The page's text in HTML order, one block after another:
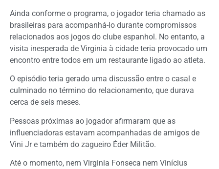
Ainda conforme o programa, o jogador teria chamado as
brasileiras para acompanhá-lo durante compromissos
relacionados aos jogos do clube espanhol. No entanto, a
visita inesperada de Virginia à cidade teria provocado um
encontro entre todos em um restaurante ligado ao atleta.
O episódio teria gerado uma discussão entre o casal e
culminado no término do relacionamento, que durava
cerca de seis meses.
Pessoas próximas ao jogador afirmaram que as
influenciadoras estavam acompanhadas de amigos de
Vini Jr e também do zagueiro Éder Militão.
Até o momento, nem Virginia Fonseca nem Vinícius